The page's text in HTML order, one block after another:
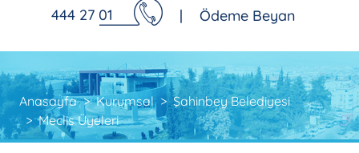
444 27 01 | Ödeme Beyan
Anasayfa Kurumsal
Şahinbey Belediyesi
Meclis Üyeleri